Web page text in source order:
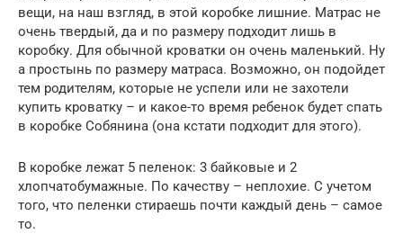
вещи, на наш взгляд, в этой коробке лишние. Матрас не
очень твердый, да и по размеру подходит лишь в
коробку. Для обычной кроватки он очень маленький. Ну
а простынь по размеру матраса. Возможно, он подойдет
тем родителям, которые не успели или не захотели
купить кроватку – и какое-то время ребенок будет спать
в коробке Собянина (она кстати подходит для этого).
В коробке лежат 5 пеленок: 3 байковые и 2
хлопчатобумажные. По качеству – неплохие. С учетом
того, что пеленки стираешь почти каждый день – самое
то.